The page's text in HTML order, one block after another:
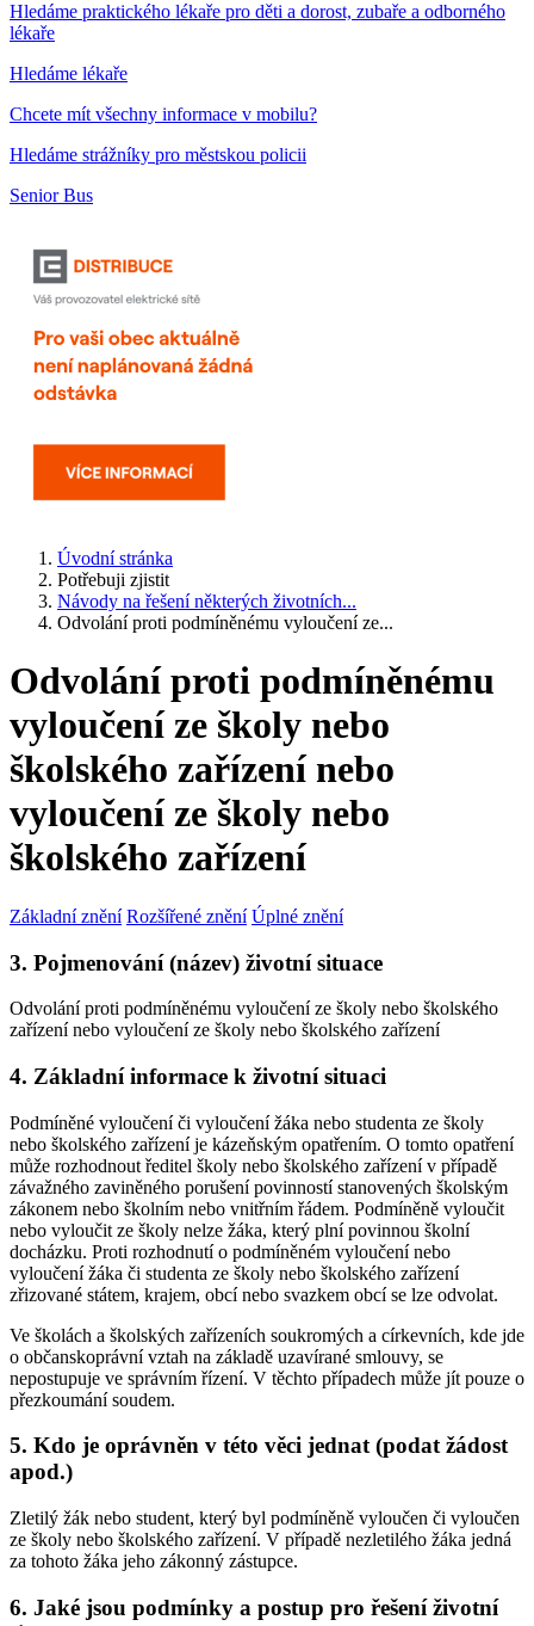
Hledáme praktického lékaře pro děti a dorost, zubaře a odborného
lékaře
Hledáme lékaře
Chcete mít všechny informace v mobilu?
Hledáme strážníky pro městskou policii
Senior Bus
Úvodní stránka
Potřebuji zjistit
Návody na řešení některých životních...
Odvolání proti podmíněnému vyloučení ze...
Odvolání proti podmíněnému
vyloučení ze školy nebo
školského zařízení nebo
vyloučení ze školy nebo
školského zařízení
Základní znění Rozšířené znění Úplné znění
3. Pojmenování (název) životní situace
Odvolání proti podmíněnému vyloučení ze školy nebo školského
zařízení nebo vyloučení ze školy nebo školského zařízení
4. Základní informace k životní situaci
Podmíněné vyloučení či vyloučení žáka nebo studenta ze školy
nebo školského zařízení je kázeňským opatřením. O tomto opatření
může rozhodnout ředitel školy nebo školského zařízení v případě
závažného zaviněného porušení povinností stanovených školským
zákonem nebo školním nebo vnitřním řádem. Podmíněně vyloučit
nebo vyloučit ze školy nelze žáka, který plní povinnou školní
docházku. Proti rozhodnutí o podmíněném vyloučení nebo
vyloučení žáka či studenta ze školy nebo školského zařízení
zřizované státem, krajem, obcí nebo svazkem obcí se lze odvolat.
Ve školách a školských zařízeních soukromých a církevních, kde jde
o občanskoprávní vztah na základě uzavírané smlouvy, se
nepostupuje ve správním řízení. V těchto případech může jít pouze o
přezkoumání soudem.
5. Kdo je oprávněn v této věci jednat (podat žádost
apod.)
Zletilý žák nebo student, který byl podmíněně vyloučen či vyloučen
ze školy nebo školského zařízení. V případě nezletilého žáka jedná
za tohoto žáka jeho zákonný zástupce.
6. Jaké jsou podmínky a postup pro řešení životní